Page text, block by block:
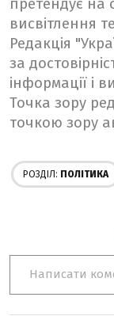
претендує на
висвітлення
Редакція
за
інформації і
Точка зору
точкою зору
РОЗДІЛ: ПОЛІТИКА